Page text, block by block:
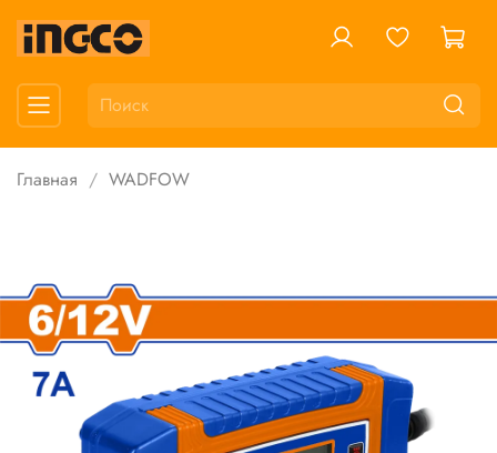
Главная WADFOW